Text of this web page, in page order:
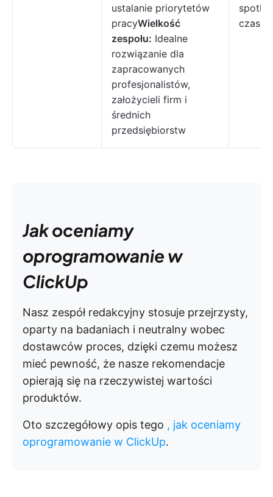
ustalanie priorytetów
pracyWielkość
zespołu: Idealne
rozwiązanie dla
zapracowanych
profesjonalistów,
założycieli firm i
średnich
przedsiębiorstw
czasu
Jak oceniamy
oprogramowanie w
ClickUp
Nasz zespół redakcyjny stosuje przejrzysty,
oparty na badaniach i neutralny wobec
dostawców proces, dzięki czemu możesz
mieć pewność, że nasze rekomendacje
opierają się na rzeczywistej wartości
produktów.
Oto szczegółowy opis tego , jak oceniamy
oprogramowanie w ClickUp.